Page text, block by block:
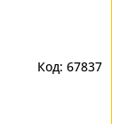
67837